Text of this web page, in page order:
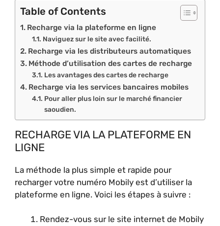
Table of Contents
Recharge via la plateforme en ligne
Naviguez sur le site avec facilité.
Recharge via les distributeurs automatiques
Méthode d’utilisation des cartes de recharge
Les avantages des cartes de recharge
Recharge via les services bancaires mobiles
Pour aller plus loin sur le marché financier
saoudien.
RECHARGE VIA LA PLATEFORME EN
LIGNE
La méthode la plus simple et rapide pour
recharger votre numéro Mobily est d’utiliser la
plateforme en ligne. Voici les étapes à suivre :
Rendez-vous sur le site internet de Mobily